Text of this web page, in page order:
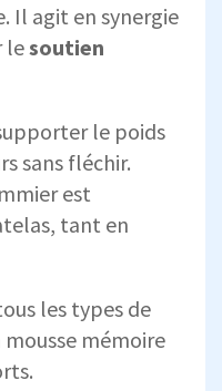
Il agit en synergie
lesoutien
le poids
sans fléchir.
est
tant en
les types de
mémoire